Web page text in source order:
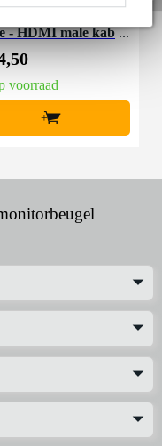
- HDMI male kab
voorraad
+